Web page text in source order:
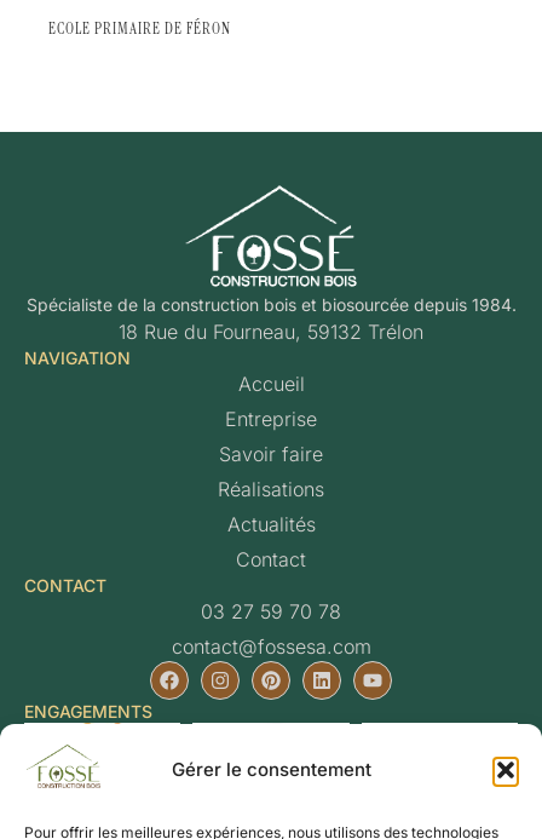
Gérer le consentement
Pour offrir les meilleures expériences, nous utilisons des technologies
ECOLE PRIMAIRE DE FÉRON
Spécialiste de la construction bois et biosourcée depuis 1984.
18 Rue du Fourneau, 59132 Trélon
NAVIGATION
Accueil
Entreprise
Savoir faire
Réalisations
Actualités
Contact
CONTACT
03 27 59 70 78
contact@fossesa.com
ENGAGEMENTS